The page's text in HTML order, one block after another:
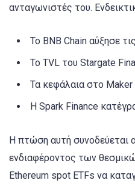
ανταγωνιστές του.
Το BNB Chain αύξησε
Το TVL του Stargate
Τα κεφάλαια στο
Η Spark Finance
Η πτώση αυτή συνοδεύεται
ενδιαφέροντος των
Ethereum spot ETFs να